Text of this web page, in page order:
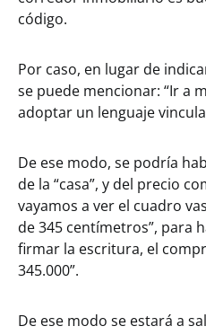
código.
Por caso, en lugar de
se puede mencionar: “Ir a
adoptar un lenguaje
De ese modo, se podría
de la “casa”, y del precio
vayamos a ver el cuadro
de 345 centímetros”, para
firmar la escritura, el
345.000”.
De ese modo se estará a